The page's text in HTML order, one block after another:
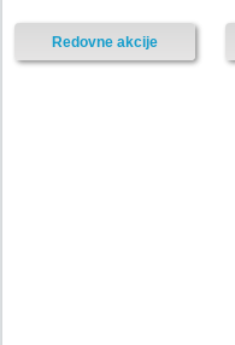
Redovne akcije